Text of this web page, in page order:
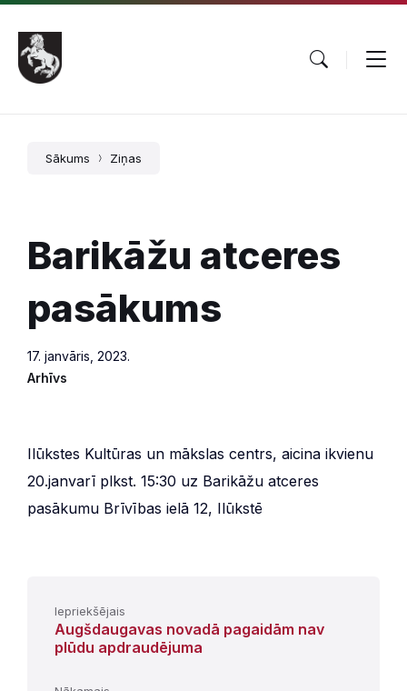
Pāriet
saturu
Skip
main
navigation
Skip
footer
Sākums Ziņas
Barikāžu atceres
pasākums
17. janvāris, 2023.
Arhīvs
Ilūkstes Kultūras un mākslas centrs, aicina ikvienu
20.janvarī plkst. 15:30 uz Barikāžu atceres
pasākumu Brīvības ielā 12, Ilūkstē
Iepriekšējais
Augšdaugavas novadā pagaidām nav
plūdu apdraudējuma